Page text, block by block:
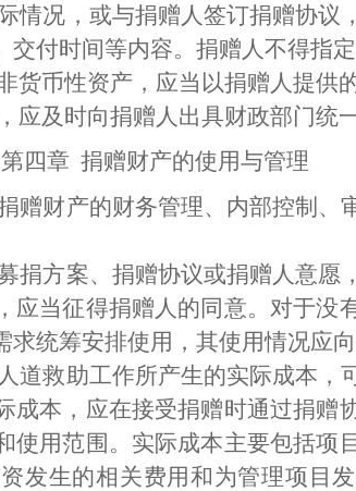
情况，或与捐赠人签订捐赠协议
付时间等内容。捐赠人不得指
货币性资产，应当以捐赠人提供
应及时向捐赠人出具财政部门统
第四章 捐赠财产的使用与管理
赠财产的财务管理、内部控制、
捐方案、捐赠协议或捐赠人意愿
当征得捐赠人的同意。对于没
统筹安排使用，其使用情况应向
道救助工作所产生的实际成本，
成本，应在接受捐赠时通过捐赠
使用范围。实际成本主要包括项
发生的相关费用和为管理项目